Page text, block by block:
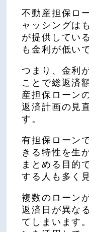
不動産担保ロ
ャッシングは
が提供してい
も金利が低い
つまり、金利
ことで総返済
産担保ローン
返済計画の見
す。
有担保ローン
きる特性を生
まとめる目的
する人も多く
複数のローン
返済日が異な
てしまいます